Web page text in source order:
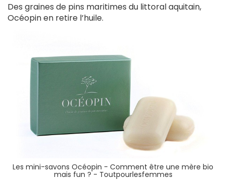
Des graines de pins maritimes du littoral aquitain,
Océopin en retire l’huile.
Les mini-savons Océopin - Comment être une mère bio
mais fun ? - Toutpourlesfemmes